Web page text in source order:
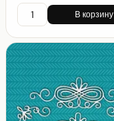
В корзину